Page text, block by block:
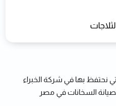
نحتفظ بها في شركة الخبراء
السخانات في مصر